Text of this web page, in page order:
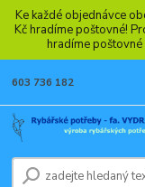
Ke každé objednávce
Kč hradíme poštovné!
hradíme poštovné
603 736 182